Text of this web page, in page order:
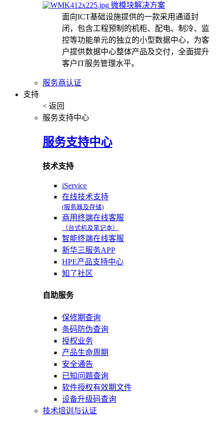
微模块解决方案
面向ICT基础设施提供的一款采用通道封
闭，包含工程预制的机柜、配电、制冷、监
控等功能单元的独立的小型数据中心，为客
户提供数据中心整体产品及交付，全面提升
客户IT服务管理水平。
服务商认证
支持
< 返回
服务支持中心
服务支持中心
技术支持
iService
在线技术支持
(服务器及存储)
商用终端在线客服
（台式机及笔记本）
智能终端在线客服
新华三服务APP
HPE产品支持中心
知了社区
自助服务
保修期查询
条码防伪查询
授权业务
产品生命周期
安全通告
已知问题查询
软件授权有效期文件
设备升级码查询
技术培训与认证